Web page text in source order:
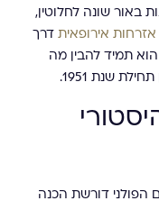
באור שונה לחלוטין,
אירופאית דרך
תמיד להבין מה
שנת 1951.
הפולני דורשת הכנה